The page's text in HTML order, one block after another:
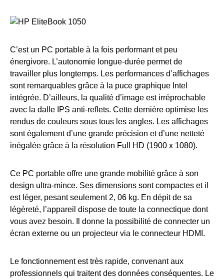
C’est un PC portable à la fois performant et peu
énergivore. L’autonomie longue-durée permet de
travailler plus longtemps. Les performances d’affichages
sont remarquables grâce à la puce graphique Intel
intégrée. D’ailleurs, la qualité d’image est irréprochable
avec la dalle IPS anti-reflets. Cette dernière optimise les
rendus de couleurs sous tous les angles. Les affichages
sont également d’une grande précision et d’une netteté
inégalée grâce à la résolution Full HD (1900 x 1080).
Ce PC portable offre une grande mobilité grâce à son
design ultra-mince. Ses dimensions sont compactes et il
est léger, pesant seulement 2, 06 kg. En dépit de sa
légèreté, l’appareil dispose de toute la connectique dont
vous avez besoin. Il donne la possibilité de connecter un
écran externe ou un projecteur via le connecteur HDMI.
Le fonctionnement est très rapide, convenant aux
professionnels qui traitent des données conséquentes. Le